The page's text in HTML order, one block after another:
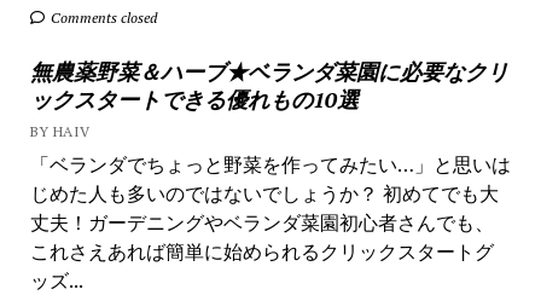
Comments closed
無農薬野菜＆ハーブ★ベランダ菜園に必要なクリ
ックスタートできる優れもの10選
BY HAIV
「ベランダでちょっと野菜を作ってみたい…」と思いは
じめた人も多いのではないでしょうか？ 初めてでも大
丈夫！ガーデニングやベランダ菜園初心者さんでも、
これさえあれば簡単に始められるクリックスタートグ
ッズ...